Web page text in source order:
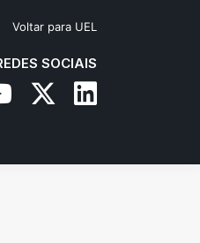
Voltar para UEL
SOCIAIS